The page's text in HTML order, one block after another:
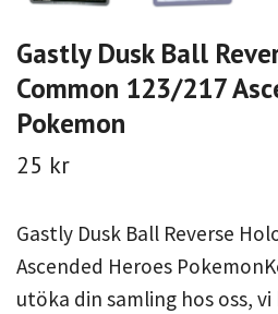
Gastly Dusk Ball
Common 123/217
Pokemon
25 kr
Gastly Dusk Ball Reverse
Ascended Heroes
utöka din samling hos oss,